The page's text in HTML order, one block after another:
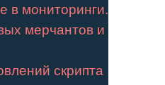
в мониторинги.
мерчантов и
скрипта